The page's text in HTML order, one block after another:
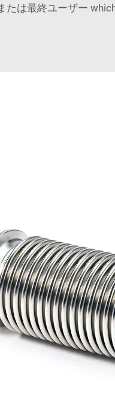
たは最終ユーザー